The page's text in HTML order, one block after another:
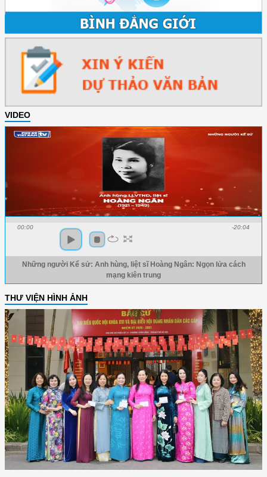
VIDEO
00:00 -20:04
Những người Kể sử: Anh hùng, liệt sĩ Hoàng Ngân: Ngọn lửa cách
mạng kiên trung
THƯ VIỆN HÌNH ẢNH